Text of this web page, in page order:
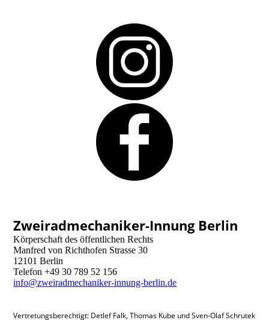
Zweiradmechaniker-Innung Berlin
Körperschaft des öffentlichen Rechts
Manfred von Richthofen Strasse 30
12101 Berlin
Telefon +49 30 789 52 156
info@zweiradmechaniker-innung-berlin.de
Vertretungsberechtigt: Detlef Falk, Thomas Kube und Sven-Olaf Schrutek